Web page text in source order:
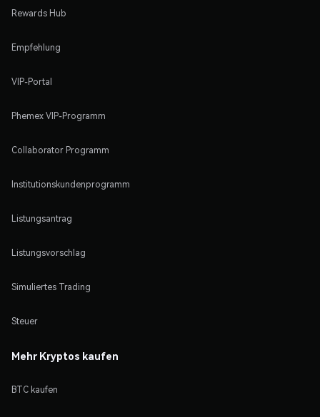
Rewards Hub
Empfehlung
VIP-Portal
Phemex VIP-Programm
Collaborator Programm
Institutionskundenprogramm
Listungsantrag
Listungsvorschlag
Simuliertes Trading
Steuer
Mehr Kryptos kaufen
BTC kaufen